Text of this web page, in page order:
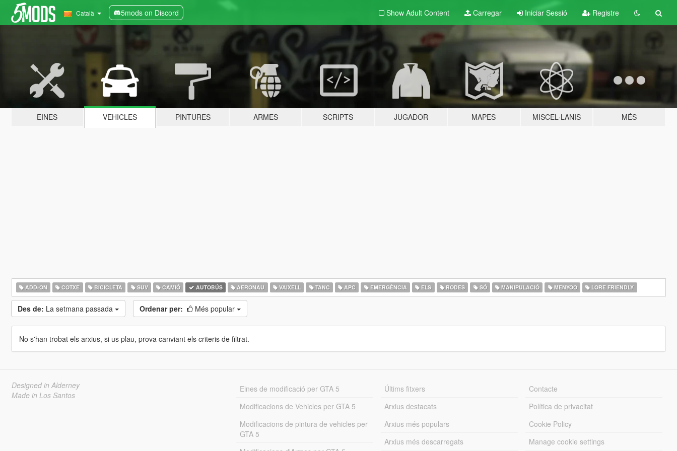
Català 5mods on Discord Show Adult Content Carregar Iniciar Sessió Registre
EINES VEHICLES PINTURES ARMES SCRIPTS JUGADOR MAPES MISCEL·LANIS MÉS
ADD-ON COTXE BICICLETA SUV CAMIÓ AUTOBÚS AERONAU VAIXELL TANC APC EMERGÈNCIA ELS RODES SÓ MANIPULACIÓ MENYOO LORE FRIENDLY
Des de: La setmana passada Ordenar per: Més popular
No s'han trobat els arxius, si us plau, prova canviant els criteris de filtrat.
Designed in Alderney
Made in Los Santos
Eines de modificació per GTA 5
Modificacions de Vehicles per GTA 5
Modificacions de pintura de vehicles per
GTA 5
Últims fitxers
Arxius destacats
Arxius més populars
Arxius més descarregats
Contacte
Política de privacitat
Cookie Policy
Manage cookie settings